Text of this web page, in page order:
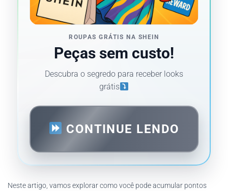
ROUPAS GRÁTIS NA SHEIN
Peças sem custo!
Descubra o segredo para receber looks
grátis
CONTINUE LENDO
Neste artigo, vamos explorar como você pode acumular pontos